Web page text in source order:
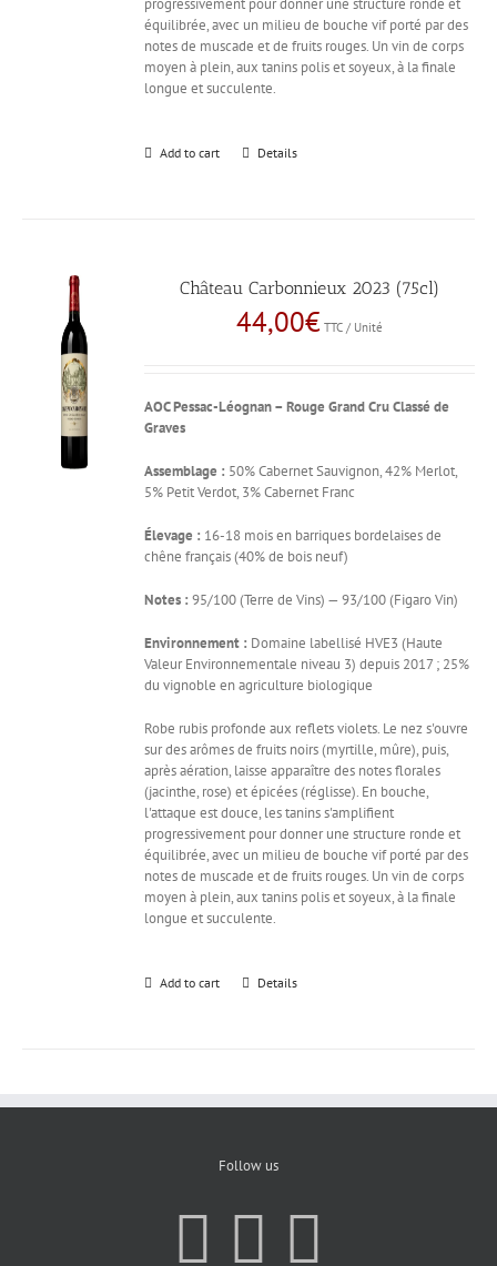
progressivement pour donner une structure ronde et
équilibrée, avec un milieu de bouche vif porté par des
notes de muscade et de fruits rouges. Un vin de corps
moyen à plein, aux tanins polis et soyeux, à la finale
longue et succulente.
Add to cart Details
Château Carbonnieux 2023 (75cl)
44,00€ TTC / Unité
AOC Pessac-Léognan – Rouge Grand Cru Classé de
Graves
Assemblage : 50% Cabernet Sauvignon, 42% Merlot,
5% Petit Verdot, 3% Cabernet Franc
Élevage : 16-18 mois en barriques bordelaises de
chêne français (40% de bois neuf)
Notes : 95/100 (Terre de Vins) — 93/100 (Figaro Vin)
Environnement : Domaine labellisé HVE3 (Haute
Valeur Environnementale niveau 3) depuis 2017 ; 25%
du vignoble en agriculture biologique
Robe rubis profonde aux reflets violets. Le nez s'ouvre
sur des arômes de fruits noirs (myrtille, mûre), puis,
après aération, laisse apparaître des notes florales
(jacinthe, rose) et épicées (réglisse). En bouche,
l'attaque est douce, les tanins s'amplifient
progressivement pour donner une structure ronde et
équilibrée, avec un milieu de bouche vif porté par des
notes de muscade et de fruits rouges. Un vin de corps
moyen à plein, aux tanins polis et soyeux, à la finale
longue et succulente.
Add to cart Details
Follow us